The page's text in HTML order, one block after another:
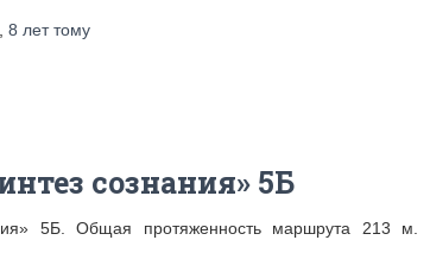
8 леттому
сознания» 5Б
5Б. Общая протяженность маршрута 213 м.